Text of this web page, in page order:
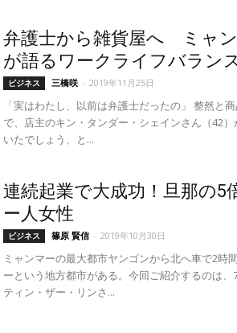
弁護士から雑貨屋へ ミャ
が語るワークライフバラン
ビジネス 三橋咲 - 2019年11月25日
「実はわたし、以前は弁護士だったの」 整然と
で、店主のキン・タンダー・シェインさん（42
いたでしょう、と...
連続起業で大成功！旦那の5
ー人女性
ビジネス 篠原 賢信 - 2019年10月30日
ミャンマーの最大都市ヤンゴンから北へ車で2時
ーという地方都市がある。今回ご紹介するのは
ティン・ザー・リンさ...